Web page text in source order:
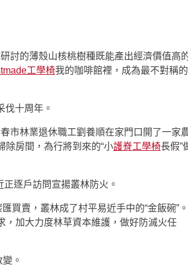
討的薄殼山核桃樹種既能產出經濟價值高
工學椅我的咖啡館裡，成為最不對稱的
伐十周年。
市林業退休職工劉養順在家門口開了一家
除房間，為行將到來的“小護脊工學椅長假”
逐戶訪問宣揚叢林防火。
買賣，叢林成了村平易近手中的“金飯碗”。
，加大力度林草資本維護，做好防滅火任
。